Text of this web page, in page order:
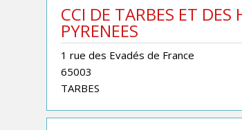
CCI DE TARBES ET DES
PYRENEES
1 rue des Evadés de France
65003
TARBES